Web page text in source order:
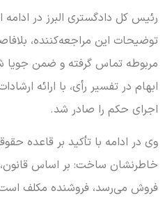
رئیس کل دادگستری البرز در ادامه
توضیحات این مراجعه‌کننده،
مربوطه تماس گرفته و ضمن جویا
ابهام در تفسیر رأی، با ارائه
اجرای حکم را صادر شد.
وی در ادامه با تأکید بر قاعده
خاطرنشان ساخت: بر اساس قانون،
فروش می‌رسد، فروشنده مکلف